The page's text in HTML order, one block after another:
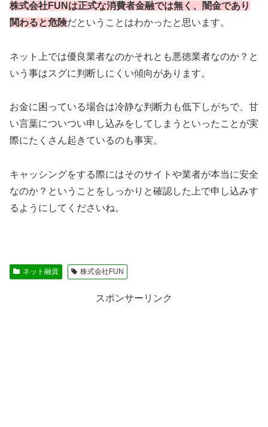
株式会社FUNは正式な消費者金融では無く、闇金であり
関わると危険だということはわかったと思います。
ネット上では優良業者なのかそれとも悪徳業者なのか？と
いう事はスグに判断しにくい傾向があります。
お金に困っている場合は冷静な判断力も低下しがちで、甘
い言葉についつい申し込みをしてしまうといったことが実
際にたくさん起きているのも事実。
キャッシングをする際にはそのサイトや業者が本当に安全
なのか？ということをしっかりと確認した上で申し込みす
るようにしてくださいね。
ネット融資 株式会社FUN
スポンサーリンク